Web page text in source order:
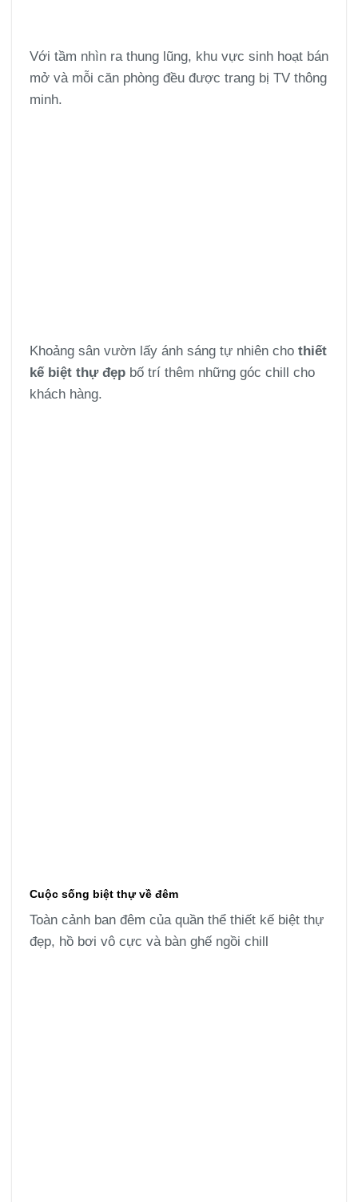
Với tầm nhìn ra thung lũng, khu vực sinh hoạt bán
mở và mỗi căn phòng đều được trang bị TV thông
minh.
Khoảng sân vườn lấy ánh sáng tự nhiên cho thiết
kế biệt thự đẹpbố trí thêm những góc chill cho
khách hàng.
Cuộc sống biệt thự về đêm
Toàn cảnh ban đêm của quần thể thiết kế biệt thự
đẹp, hồ bơi vô cực và bàn ghế ngồi chill